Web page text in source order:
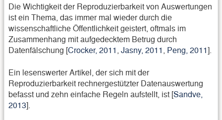
Die Wichtigkeit der Reproduzierbarkeit von Auswertungen
ist ein Thema, das immer mal wieder durch die
wissenschaftliche Öffentlichkeit geistert, oftmals im
Zusammenhang mit aufgedecktem Betrug durch
Datenfälschung [Crocker, 2011, Jasny, 2011, Peng, 2011].
Ein lesenswerter Artikel, der sich mit der
Reproduzierbarkeit rechnergestützter Datenauswertung
befasst und zehn einfache Regeln aufstellt, ist [Sandve,
2013].